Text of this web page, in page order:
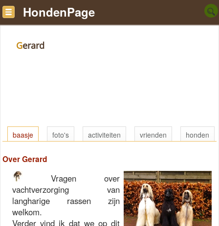
HondenPage
Gerard
baasje foto's activiteiten vrienden honden
Over Gerard
Vragen over
vachtverzorging van
langharige rassen zijn
welkom.
Verder vind ik dat we op dit